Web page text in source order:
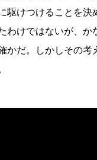
駆けつけることを決
わけではないが、か
かだ。しかしその考